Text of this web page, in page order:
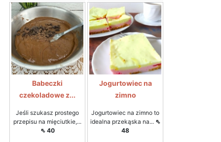
Babeczki
czekoladowe z...
Jeśli szukasz prostego
przepisu na mięciutkie,...
⇖ 40
Jogurtowiec na
zimno
Jogurtowiec na zimno to
idealna przekąska na... ⇖
48